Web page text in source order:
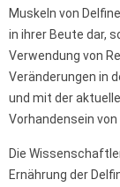
Muskeln von
in ihrer Beute dar,
Verwendung von
Veränderungen in
und mit der
Vorhandensein
Die
Ernährung der